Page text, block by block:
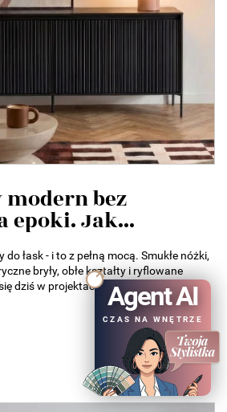
bez
epoki. Jak...
do łask - i to z pełną mocą. Smukłe nóżki,
bryły, obłe kształty i ryflowane
dziś w projektach od małych mieszkań
Agent AI
CZAS NA WNĘTRZE